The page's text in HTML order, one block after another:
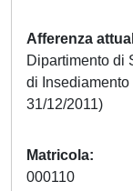
Afferenza
Dipartimento di
di Insediamento
31/12/2011)
Matricola
000110